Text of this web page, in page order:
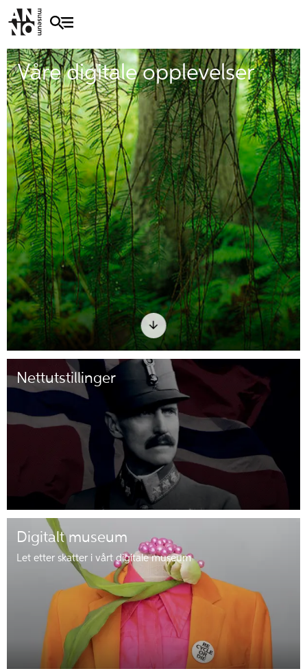
Våre digitale opplevelser
Nettutstillinger
Digitalt museum
Let etter skatter i vårt digitale museum